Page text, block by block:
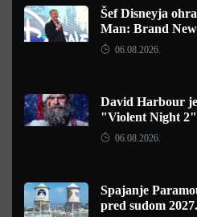
Šef Disneyja
Man: Brand
06.08.2026.
David Harbour
"Violent Night 2"
06.08.2026.
Spajanje
pred sudom 2027.